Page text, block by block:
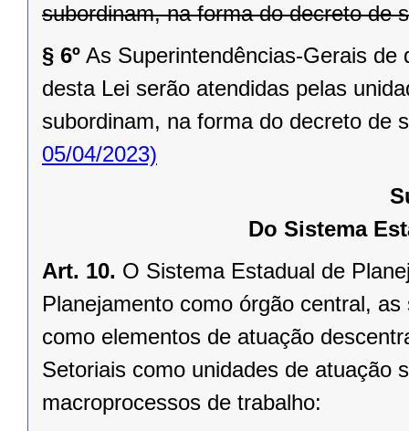
subordinam, na forma do decreto de
§ 6º As Superintendências-Gerais de
desta Lei serão atendidas pelas
subordinam, na forma do decreto de
05/04/2023)
Do Sistema
Art. 10. O Sistema Estadual de
Planejamento como órgão central,
como elementos de atuação
Setoriais como unidades de atuação
macroprocessos de trabalho: